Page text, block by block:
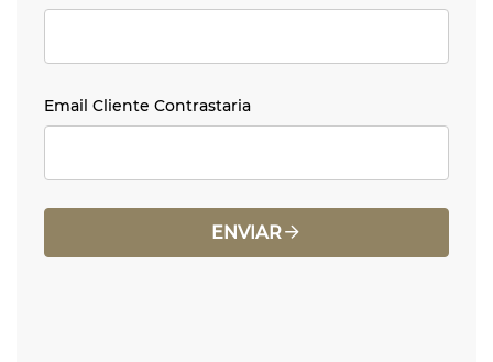
Email Cliente Contrastaria
Email Cliente Contrastaria